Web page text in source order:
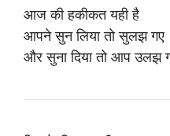
आज की हकीकत यही है
आपने सुन लिया तो सुलझ गए
और सुना दिया तो आप उलझ